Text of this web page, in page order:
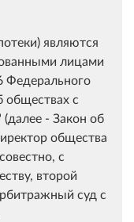
являются
лицами
Федерального
обществах с
(далее - Закон об
общества
с
второй
суд с